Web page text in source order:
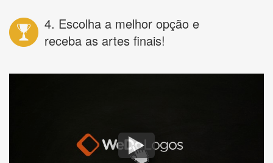
4. Escolha a melhor opção e
receba as artes finais!